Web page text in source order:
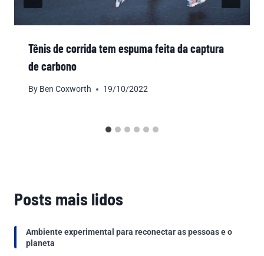
Tênis de corrida tem espuma feita da captura
de carbono
By Ben Coxworth 19/10/2022
Posts mais lidos
Ambiente experimental para reconectar as pessoas e o
planeta